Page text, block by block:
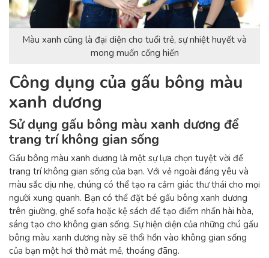
Màu xanh cũng là đại diện cho tuổi trẻ, sự nhiệt huyết và
mong muốn cống hiến
Công dụng của gấu bông màu
xanh dương
Sử dụng gấu bông màu xanh dương để
trang trí không gian sống
Gấu bông màu xanh dương là một sự lựa chọn tuyệt vời để
trang trí không gian sống của bạn. Với vẻ ngoài đáng yêu và
màu sắc dịu nhẹ, chúng có thể tạo ra cảm giác thư thái cho mọi
người xung quanh. Bạn có thể đặt bé gấu bông xanh dương
trên giường, ghế sofa hoặc kệ sách để tạo điểm nhấn hài hòa,
sáng tạo cho không gian sống. Sự hiện diện của những chú gấu
bông màu xanh dương này sẽ thổi hồn vào không gian sống
của bạn một hơi thở mát mẻ, thoáng đãng.